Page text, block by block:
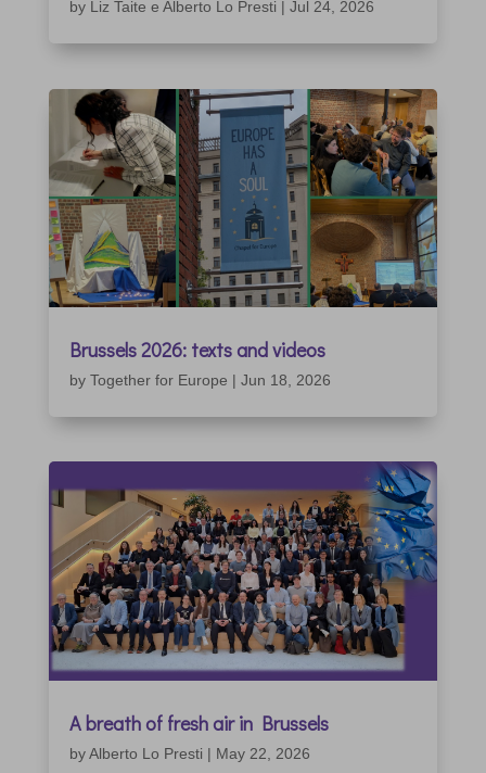
by Liz Taite e Alberto Lo Presti | Jul 24, 2026
Brussels 2026: texts and videos
by Together for Europe | Jun 18, 2026
A breath of fresh air in Brussels
byAlberto Lo Presti | May 22, 2026